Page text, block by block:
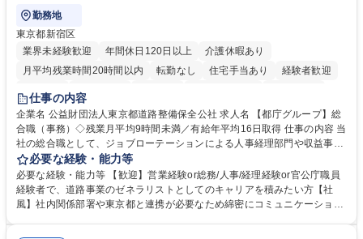
勤務地
東京都新宿区
業界未経験歓迎
年間休日120日以上
介護休暇あり
月平均残業時間20時間以内
転勤なし 住宅手当あり
経験者歓迎
研修あり
退職金あり
駅近5分以内
資格取得手当あり 食事補助あり
仕事の内容
企業名 公益財団法人東京都道路整備保全公社 求人名 【都庁グループ】総
合職（事務）◇残業月平均9時間未満／有給年平均16日取得 仕事の内容 当
社の総合職として、ジョブローテーションによる人事経理部門や収益事業
等のフロント部門の部署等幅広い部署での業務をお任せいたします。研修
制度やキャリア支援が充実しております！ ※下記業務詳細 【業務詳細】■
管理部門：広報、人事、経理など当公社の運営に係る管理業務 ■収益部
門：駐車場の新規開拓、管理運営、新宿駅西口広場の「イベントコーナ
必要な経験・能力等
必要な経験・能力等 【歓迎】営業経験or総務/人事/経理経験or官公庁職員
経験者で、道路事業のゼネラリストとしてのキャリアを積みたい方【社
風】社内関係部署や東京都と連携が必要なため綿密にコミュニケーション